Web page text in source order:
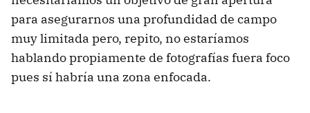
para asegurarnos una profundidad de campo
muy limitada pero, repito, no estaríamos
hablando propiamente de fotografías fuera foco
pues sí habría una zona enfocada.